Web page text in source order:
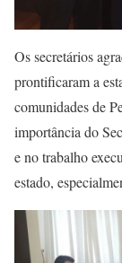
Os secretários
prontificaram a
comunidades de
importância do
e no trabalho
estado,